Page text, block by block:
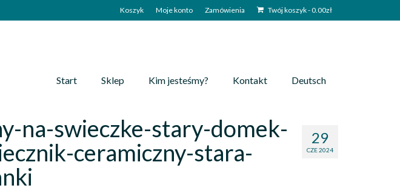
Koszyk Moje konto Zamówienia Twój koszyk-0.00zł
Start Sklep Kim jesteśmy? Kontakt Deutsch
29
CZE 2024
na-swieczke-stary-domek-
ceramiczny-stara-